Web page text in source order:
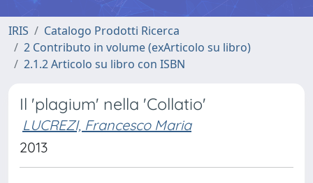
IRIS
Catalogo Prodotti Ricerca
2 Contributo in volume (exArticolo su libro)
2.1.2 Articolo su libro con ISBN
Il 'plagium' nella 'Collatio'
LUCREZI, Francesco Maria
2013